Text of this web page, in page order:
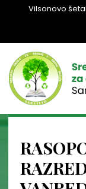
Vilsonovo